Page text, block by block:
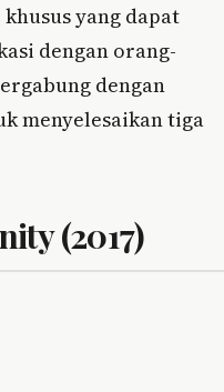
yang dapat
dengan orang-
dengan
menyelesaikan tiga
(2017)